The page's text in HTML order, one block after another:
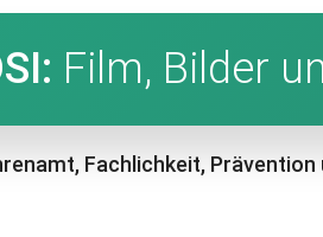
Film, Bilder
Fachlichkeit,